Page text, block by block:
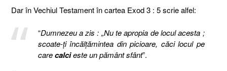
Dar în Vechiul Testament în cartea Exod 3 : 5 scrie alfel:
“Dumnezeu a zis : „Nu te apropia de locul acesta ;
scoate-ţi încălţămintea din picioare, căci locul pe
carecalcieste un pământ sfânt”.